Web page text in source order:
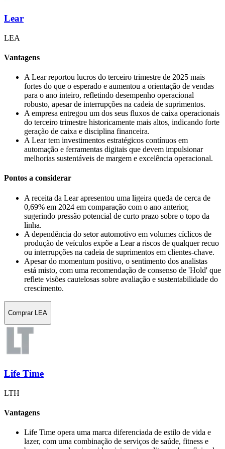
Lear
LEA
Vantagens
A Lear reportou lucros do terceiro trimestre de 2025 mais
fortes do que o esperado e aumentou a orientação de vendas
para o ano inteiro, refletindo desempenho operacional
robusto, apesar de interrupções na cadeia de suprimentos.
A empresa entregou um dos seus fluxos de caixa operacionais
do terceiro trimestre historicamente mais altos, indicando forte
geração de caixa e disciplina financeira.
A Lear tem investimentos estratégicos contínuos em
automação e ferramentas digitais que devem impulsionar
melhorias sustentáveis de margem e excelência operacional.
Pontos a considerar
A receita da Lear apresentou uma ligeira queda de cerca de
0,69% em 2024 em comparação com o ano anterior,
sugerindo pressão potencial de curto prazo sobre o topo da
linha.
A dependência do setor automotivo em volumes cíclicos de
produção de veículos expõe a Lear a riscos de qualquer recuo
ou interrupções na cadeia de suprimentos em clientes-chave.
Apesar do momentum positivo, o sentimento dos analistas
está misto, com uma recomendação de consenso de 'Hold' que
reflete visões cautelosas sobre avaliação e sustentabilidade do
crescimento.
Comprar LEA
Life Time
LTH
Vantagens
Life Time opera uma marca diferenciada de estilo de vida e
lazer, com uma combinação de serviços de saúde, fitness e